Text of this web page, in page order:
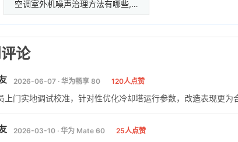
空调室外机噪声治理方法有哪些,…
论
2026-06-07 · 华为畅享 80 120人点赞
上门实地调试校准，针对性优化冷却塔运行参数，改造表现更为
2026-03-10 · 华为 Mate 60 25人点赞